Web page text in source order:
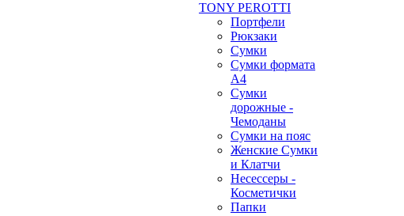
TONY PEROTTI
Портфели
Рюкзаки
Сумки
Сумки формата
А4
Сумки
дорожные -
Чемоданы
Сумки на пояс
Женские Сумки
и Клатчи
Несессеры -
Косметички
Папки
❄